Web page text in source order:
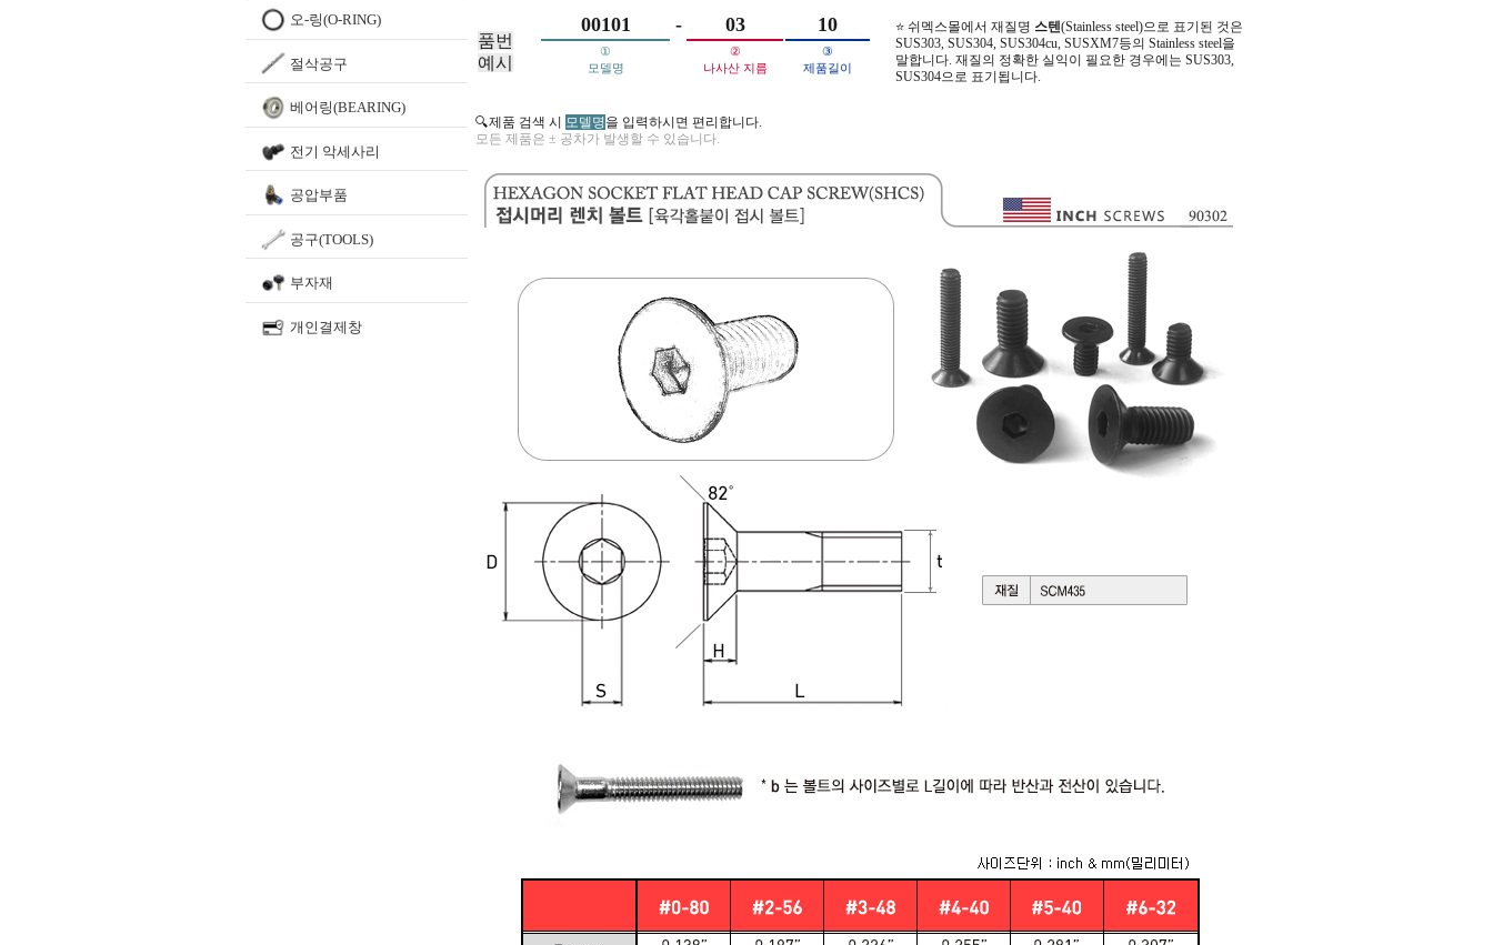
오-링(O-RING)
절삭공구
베어링(BEARING)
전기 악세사리
공압부품
공구(TOOLS)
부자재
개인결제창
품번
예시
00101 - 03 10
①
모델명
②
나사산 지름
③
제품길이
⭐ 쉬멕스몰에서 재질명 스텐(Stainless steel)으로 표기된 것은
SUS303, SUS304, SUS304cu, SUSXM7등의 Stainless steel을
말합니다. 재질의 정확한 실익이 필요한 경우에는 SUS303,
SUS304으로 표기됩니다.
🔍제품 검색 시 모델명을 입력하시면 편리합니다.
모든 제품은 ± 공차가 발생할 수 있습니다.